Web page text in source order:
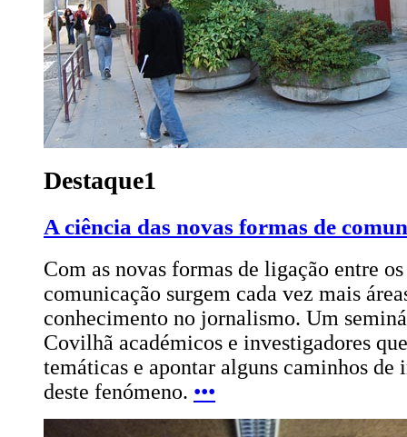
Destaque1
A ciência das novas formas de
Com as novas formas de ligação entre
comunicação surgem cada vez mais
conhecimento no jornalismo. Um
Covilhã académicos e investigadores
temáticas e apontar alguns caminhos de
deste fenómeno. •••